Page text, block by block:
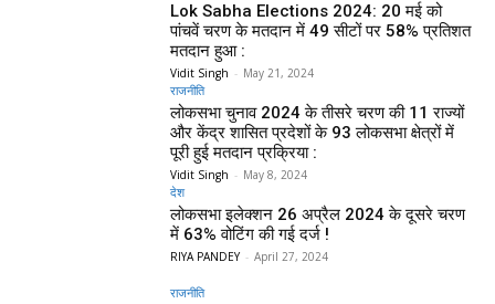
Lok Sabha Elections 2024: 20 मई को
पांचवें चरण के मतदान में 49 सीटों पर 58% प्रतिशत
मतदान हुआ :
Vidit Singh - May 21, 2024
राजनीति
लोकसभा चुनाव 2024 के तीसरे चरण की 11 राज्यों
और केंद्र शासित प्रदेशों के 93 लोकसभा क्षेत्रों में
पूरी हुई मतदान प्रक्रिया :
Vidit Singh - May 8, 2024
देश
लोकसभा इलेक्शन 26 अप्रैल 2024 के दूसरे चरण
में 63% वोटिंग की गई दर्ज !
RIYA PANDEY - April 27, 2024
राजनीति